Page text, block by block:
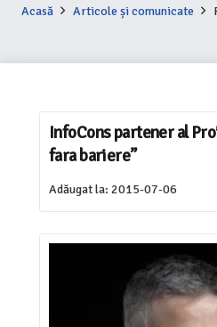
Acasă Articole și comunicate
InfoCons partener al
fara bariere”
Adăugat la: 2015-07-06